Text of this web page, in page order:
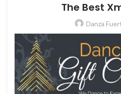
The Best
Danza